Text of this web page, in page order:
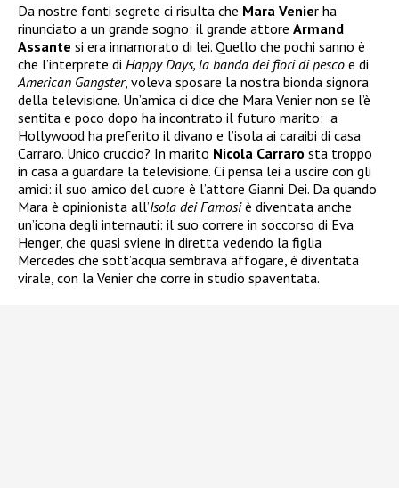
Da nostre fonti segrete ci risulta che Mara Venier ha
rinunciato a un grande sogno: il grande attore Armand
Assante si era innamorato di lei. Quello che pochi sanno è
che l’interprete di Happy Days, la banda dei fiori di pesco e di
American Gangster, voleva sposare la nostra bionda signora
della televisione. Un’amica ci dice che Mara Venier non se l’è
sentita e poco dopo ha incontrato il futuro marito: a
Hollywood ha preferito il divano e l’isola ai caraibi di casa
Carraro. Unico cruccio? In marito Nicola Carraro sta troppo
in casa a guardare la televisione. Ci pensa lei a uscire con gli
amici: il suo amico del cuore è l’attore Gianni Dei. Da quando
Mara è opinionista all’Isola dei Famosiè diventata anche
un’icona degli internauti: il suo correre in soccorso di Eva
Henger, che quasi sviene in diretta vedendo la figlia
Mercedes che sott’acqua sembrava affogare, è diventata
virale, con la Venier che corre in studio spaventata.